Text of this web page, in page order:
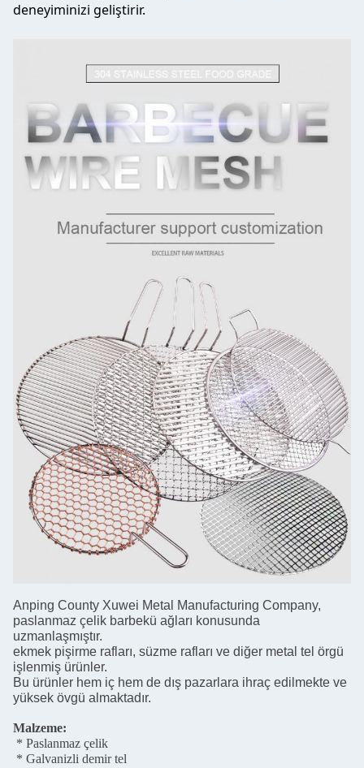
deneyiminizi geliştirir.
Anping County Xuwei Metal Manufacturing Company,
paslanmaz çelik barbekü ağları konusunda
uzmanlaşmıştır.
ekmek pişirme rafları, süzme rafları ve diğer metal tel örgü
işlenmiş ürünler.
Bu ürünler hem iç hem de dış pazarlara ihraç edilmekte ve
yüksek övgü almaktadır.
Malzeme:
* Paslanmaz çelik
* Galvanizli demir tel